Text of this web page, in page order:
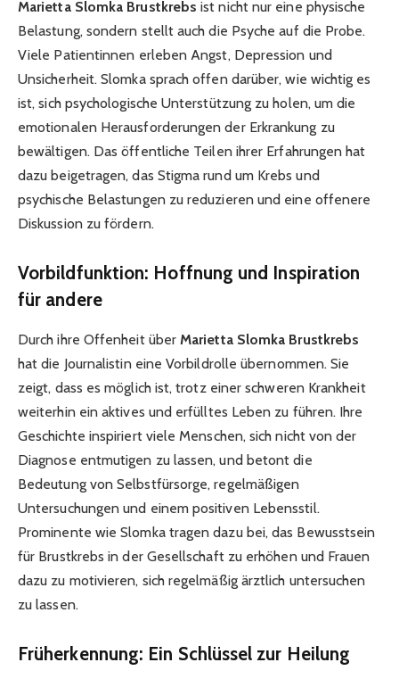
Marietta Slomka Brustkrebs ist nicht nur eine physische
Belastung, sondern stellt auch die Psyche auf die Probe.
Viele Patientinnen erleben Angst, Depression und
Unsicherheit. Slomka sprach offen darüber, wie wichtig es
ist, sich psychologische Unterstützung zu holen, um die
emotionalen Herausforderungen der Erkrankung zu
bewältigen. Das öffentliche Teilen ihrer Erfahrungen hat
dazu beigetragen, das Stigma rund um Krebs und
psychische Belastungen zu reduzieren und eine offenere
Diskussion zu fördern.
Vorbildfunktion: Hoffnung und Inspiration
für andere
Durch ihre Offenheit über Marietta Slomka Brustkrebs
hat die Journalistin eine Vorbildrolle übernommen. Sie
zeigt, dass es möglich ist, trotz einer schweren Krankheit
weiterhin ein aktives und erfülltes Leben zu führen. Ihre
Geschichte inspiriert viele Menschen, sich nicht von der
Diagnose entmutigen zu lassen, und betont die
Bedeutung von Selbstfürsorge, regelmäßigen
Untersuchungen und einem positiven Lebensstil.
Prominente wie Slomka tragen dazu bei, das Bewusstsein
für Brustkrebs in der Gesellschaft zu erhöhen und Frauen
dazu zu motivieren, sich regelmäßig ärztlich untersuchen
zu lassen.
Früherkennung: Ein Schlüssel zur Heilung